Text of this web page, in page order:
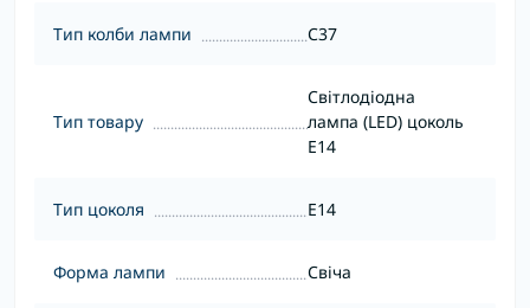
Тип колби лампи С37
Тип товару
Світлодіодна
лампа (LED) цоколь
E14
Тип цоколя E14
Форма лампи Свіча